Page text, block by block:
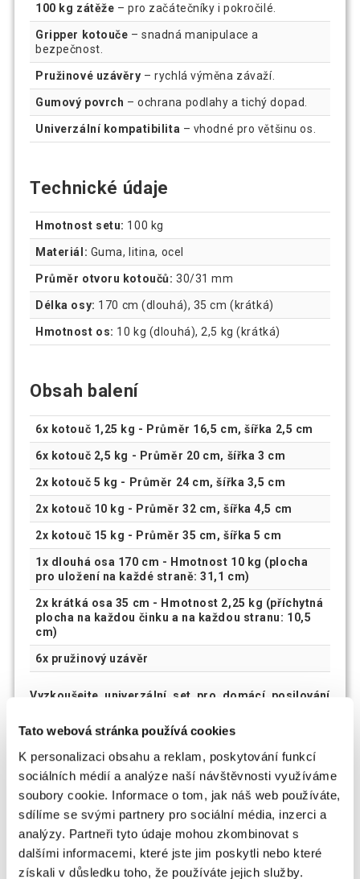
Tato webová stránka používá cookies
K personalizaci obsahu a reklam, poskytování funkcí
sociálních médií a analýze naší návštěvnosti využíváme
soubory cookie. Informace o tom, jak náš web používáte,
sdílíme se svými partnery pro sociální média, inzerci a
analýzy. Partneři tyto údaje mohou zkombinovat s
dalšími informacemi, které jste jim poskytli nebo které
získali v důsledku toho, že používáte jejich služby.
100 kg zátěže – pro začátečníky i pokročilé.
Gripper kotouče – snadná manipulace a
bezpečnost.
Pružinové uzávěry – rychlá výměna závaží.
Gumový povrch – ochrana podlahy a tichý dopad.
Univerzální kompatibilita – vhodné pro většinu os.
Technické údaje
Hmotnost setu: 100 kg
Materiál: Guma, litina, ocel
Průměr otvoru kotoučů: 30/31 mm
Délka osy: 170 cm (dlouhá), 35 cm (krátká)
Hmotnost os: 10 kg (dlouhá), 2,5 kg (krátká)
Obsah balení
6x kotouč 1,25 kg - Průměr 16,5 cm, šířka 2,5 cm
6x kotouč 2,5 kg - Průměr 20 cm, šířka 3 cm
2x kotouč 5 kg - Průměr 24 cm, šířka 3,5 cm
2x kotouč 10 kg - Průměr 32 cm, šířka 4,5 cm
2x kotouč 15 kg - Průměr 35 cm, šířka 5 cm
1x dlouhá osa 170 cm - Hmotnost 10 kg (plocha
pro uložení na každé straně: 31,1 cm)
2x krátká osa 35 cm - Hmotnost 2,25 kg (příchytná
plocha na každou činku a na každou stranu: 10,5
cm)
6x pružinový uzávěr
Vyzkoušejte univerzální set pro domácí posilování